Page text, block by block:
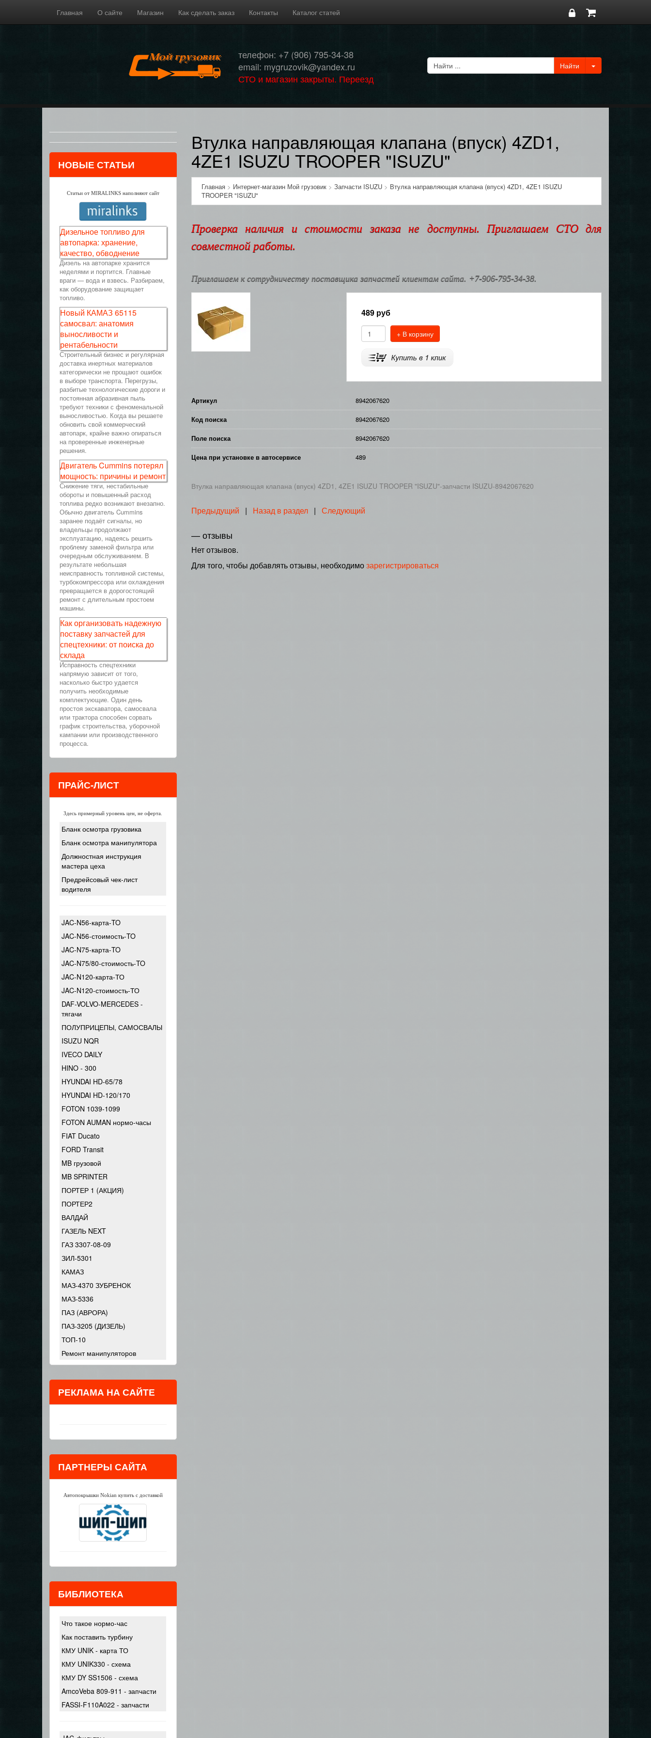
Главная О сайте Магазин Как сделать заказ Контакты Каталог статей
телефон: +7 (906) 795-34-38
email: mygruzovik@yandex.ru
СТО и магазин закрыты. Переезд
Втулка направляющая клапана (впуск) 4ZD1,
4ZE1 ISUZU TROOPER "ISUZU"
Главная> Интернет-магазин Мой грузовик> Запчасти ISUZU> Втулка направляющая клапана (впуск) 4ZD1, 4ZE1 ISUZU
TROOPER "ISUZU"
Проверка наличия и стоимости заказа не доступны. Приглашаем СТО для
совместной работы.
Приглашаем к сотрудничеству поставщика запчастей клиентам сайта. +7-906-795-34-38.
489руб
+ В корзину
Артикул 8942067620
Код поиска 8942067620
Поле поиска 8942067620
Цена при установке в автосервисе 489
Втулка направляющая клапана (впуск) 4ZD1, 4ZE1 ISUZU TROOPER "ISUZU"-запчасти ISUZU-8942067620
Предыдущий | Назад в раздел| Следующий
— отзывы
Нет отзывов.
Для того, чтобы добавлять отзывы, необходимозарегистрироваться
НОВЫЕ СТАТЬИ
Статьи от MIRALINKS наполняют сайт
Дизельное топливо для
автопарка: хранение,
качество, обводнение
Дизель на автопарке хранится
неделями и портится. Главные
враги — вода и взвесь. Разбираем,
как оборудование защищает
топливо.
Новый КАМАЗ 65115
самосвал: анатомия
выносливости и
рентабельности
Строительный бизнес и регулярная
доставка инертных материалов
категорически не прощают ошибок
в выборе транспорта. Перегрузы,
разбитые технологические дороги и
постоянная абразивная пыль
требуют техники с феноменальной
выносливостью. Когда вы решаете
обновить свой коммерческий
автопарк, крайне важно опираться
на проверенные инженерные
решения.
Двигатель Cummins потерял
мощность: причины и ремонт
Снижение тяги, нестабильные
обороты и повышенный расход
топлива редко возникают внезапно.
Обычно двигатель Cummins
заранее подаёт сигналы, но
владельцы продолжают
эксплуатацию, надеясь решить
проблему заменой фильтра или
очередным обслуживанием. В
результате небольшая
неисправность топливной системы,
турбокомпрессора или охлаждения
превращается в дорогостоящий
ремонт с длительным простоем
машины.
Как организовать надежную
поставку запчастей для
спецтехники: от поиска до
склада
Исправность спецтехники
напрямую зависит от того,
насколько быстро удается
получить необходимые
комплектующие. Один день
простоя экскаватора, самосвала
или трактора способен сорвать
график строительства, уборочной
кампании или производственного
процесса.
ПРАЙС-ЛИСТ
Здесь примерный уровень цен, не оферта.
Бланк осмотра грузовика
Бланк осмотра манипулятора
Должностная инструкция
мастера цеха
Предрейсовый чек-лист
водителя
JAC-N56-карта-TO
JAC-N56-стоимость-TO
JAC-N75-карта-TO
JAC-N75/80-стоимость-TO
JAC-N120-карта-ТО
JAC-N120-стоимость-ТО
DAF-VOLVO-MERCEDES -
тягачи
ПОЛУПРИЦЕПЫ, САМОСВАЛЫ
ISUZU NQR
IVECO DAILY
HINO - 300
HYUNDAI HD-65/78
HYUNDAI HD-120/170
FOTON 1039-1099
FOTON AUMAN нормо-часы
FIAT Ducato
FORD Transit
MB грузовой
MB SPRINTER
ПОРТЕР 1 (АКЦИЯ)
ПОРТЕР2
ВАЛДАЙ
ГАЗЕЛЬ NEXT
ГАЗ 3307-08-09
ЗИЛ-5301
КАМАЗ
МАЗ-4370 ЗУБРЕНОК
МАЗ-5336
ПАЗ (АВРОРА)
ПАЗ-3205 (ДИЗЕЛЬ)
ТОП-10
Ремонт манипуляторов
РЕКЛАМА НА САЙТЕ
ПАРТНЕРЫ САЙТА
Автопокрышки Nokian купить с доставкой
БИБЛИОТЕКА
Что такое нормо-час
Как поставить турбину
КМУ UNIK - карта ТО
КМУ UNIK330 - схема
КМУ DY SS1506 - схема
AmcoVeba 809-911 - запчасти
FASSI-F110A022 - запчасти